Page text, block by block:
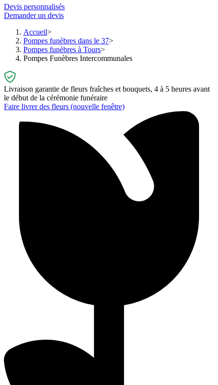
Devis personnalisés
Demander un devis
Accueil
Pompes funèbres dans le 37
Pompes funèbres à Tours
Pompes Funèbres Intercommunales
Livraison garantie de fleurs fraîches et bouquets, 4 à 5 heures avant
le début de la cérémonie funéraire
Faire livrer des fleurs (nouvelle fenêtre)